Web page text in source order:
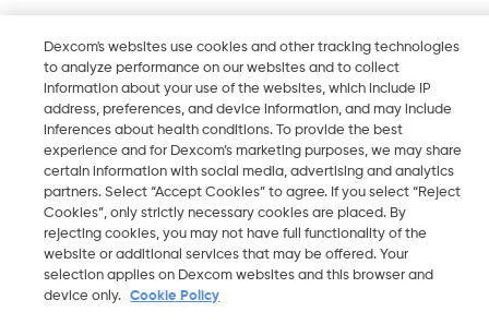
Dexcom's websites use cookies and other tracking technologies
to analyze performance on our websites and to collect
information about your use of the websites, which include IP
address, preferences, and device information, and may include
inferences about health conditions. To provide the best
experience and for Dexcom’s marketing purposes, we may share
certain information with social media, advertising and analytics
partners. Select “Accept Cookies” to agree. If you select “Reject
Cookies”, only strictly necessary cookies are placed. By
rejecting cookies, you may not have full functionality of the
website or additional services that may be offered. Your
selection applies on Dexcom websites and this browser and
device only.
Cookie Policy